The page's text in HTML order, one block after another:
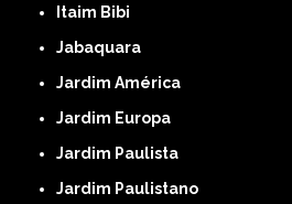
Itaim Bibi
Jabaquara
Jardim América
Jardim Europa
Jardim Paulista
Jardim Paulistano